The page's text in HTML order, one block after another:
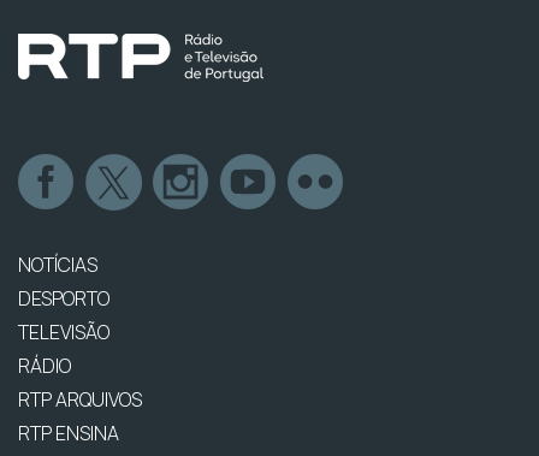
NOTÍCIAS
DESPORTO
TELEVISÃO
RÁDIO
RTP ARQUIVOS
RTP ENSINA